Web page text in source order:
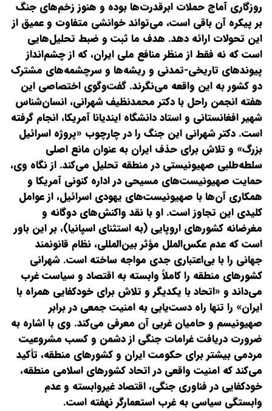
روزگاری آماج حملات ابرقدرت‌ها بوده و هنوز زخم‌های جنگ
بر پیکره آن باقی است، می‌تواند خوانشی متفاوت و عمیق از
این تحولات ارائه دهد. هدف ما ثبت و ضبط تحلیل‌هایی
است که نه فقط از منظر منافع ملی ایران، که از چشم‌انداز
پیوندهای تاریخی-تمدنی و ریشه‌ها و سرچشمه‌های مشترک
دو کشور به این واقعه می‌نگرند. گفت‌وگوی اختصاصی‌ این
هفته انجمن راحل با دکتر محمدنظیف شهرانی، انسان‌شناس
شهیر افغانستانی و استاد دانشگاه ایندیانا آمریکا، انجام گرفته
است. دکتر شهرانی این جنگ را در چارچوب «پروژه اسرائیل
بزرگ» و تلاش برای حذف ایران به عنوان مانع اصلی
سلطه‌طلبی صهیونیستی در منطقه تحلیل می‌کند. از نگاه وی،
حمایت صهیونیست‌های مسیحی در اداره کنونی آمریکا و
همکاری آن‌ها با صهیونیست‌های یهودی اسرائیل، از عوامل
کلیدی این تجاوز است. او با نقد واکنش‌های دوگانه و
مغرضانه کشورهای اروپایی (به استثنای اسپانیا)، بر این باور
است که عدم عکس‌الملل مؤثر بین‌المللی، نظام قانونمند
جهانی را با بی‌اعتباری جدی مواجه ساخته است. شهرانی
کشورهای منطقه را کاملاً وابسته به اقتصاد و سیاست غرب
می‌داند و «اتحاد با یکدیگر و تلاش برای خودکفایی همراه با
ایران» را تنها راه دست‌یابی به امنیت جمعی در برابر
صهیونیسم و حامیان غربی آن معرفی می‌کند. وی با اشاره به
ضرورت دریافت غرامات جنگی از دشمن و کسب مشروعیت
مردمی بیشتر برای حکومت ایران و کشورهای منطقه، تأکید
می‌کند که امنیت واقعی در اتحاد کشورهای اسلامی منطقه،
خودکفایی در فناوری جنگی، اقتصاد غیروابسته و عدم
وابستگی سیاسی به غرب استعمارگر نهفته است.